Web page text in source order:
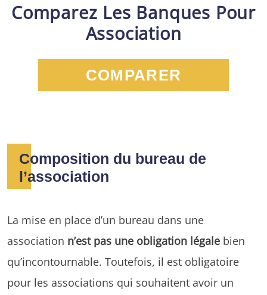
Comparez Les Banques Pour
Association
COMPARER
Composition du bureau de
l’association
La mise en place d’un bureau dans une
association n’est pas une obligation légale bien
qu’incontournable. Toutefois, il est obligatoire
pour les associations qui souhaitent avoir un